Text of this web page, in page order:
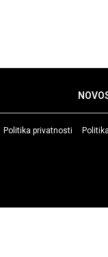
Politika privatnosti